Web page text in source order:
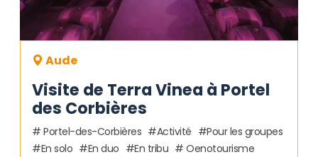
Visite de Terra Vinea à Portel
des Corbières
Aude
Portel-des-Corbières Activité
Pour les groupes
En solo
En duo En tribu
Oenotourisme